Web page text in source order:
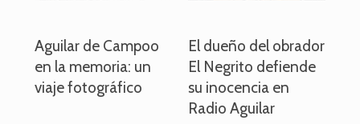
Aguilar de Campoo
en la memoria: un
viaje fotográfico
El dueño del obrador
El Negrito defiende
su inocencia en
Radio Aguilar